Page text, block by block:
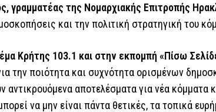
γραμματέας της Νομαρχιακής Επιτροπής
και την πολιτική στρατηγική του
Κρήτης 103.1 και στην εκπομπή «Πίσω
την ποιότητα και συχνότητα ορισμένων
αντικρουόμενα αποτελέσματα για νέα κόμματα
να μην είναι πάντα θετικές, τα τοπικά